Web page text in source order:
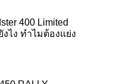
400 Limited
งไง ทำไมต้องแย่ง